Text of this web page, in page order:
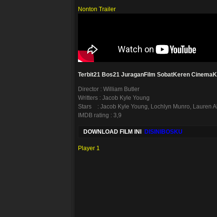
Nonton Trailer
Terbit21 Bos21 JuraganFilm SobatKeren
Director : William Butler
Writters : Jacob Kyle Young
Stars : Jacob Kyle Young, Lochlyn Munro, Lauren
IMDB rating : 3,9
DOWNLOAD FILM INI DISINIBOSKU
Player 1